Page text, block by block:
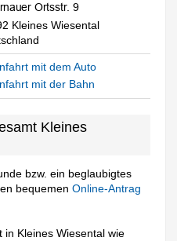
Kleines Wiesental
mit dem Auto
mit der Bahn
Kleines
bzw. ein beglaubigtes
bequemenOnline-Antrag
in Kleines Wiesental wie